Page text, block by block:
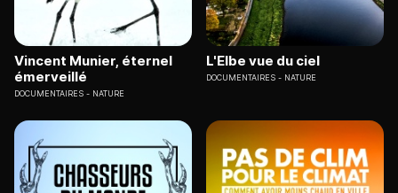
Vincent Munier, éternel
émerveillé
DOCUMENTAIRES NATURE
L'Elbe vue du ciel
DOCUMENTAIRES NATURE